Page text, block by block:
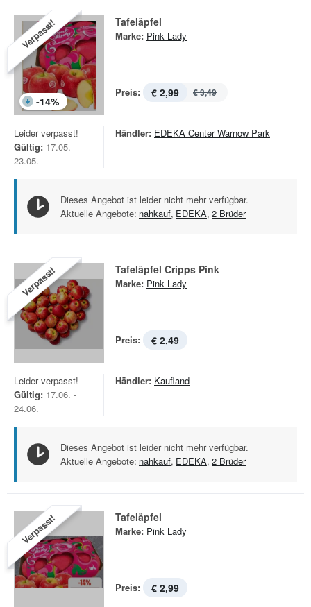
Verpasst!
-14%
Tafeläpfel
Marke: Pink Lady
Preis: € 2,99 € 3,49
Leider verpasst!
Gültig: 17.05. -
23.05.
Händler: EDEKA Center Warnow Park
Dieses Angebot ist leider nicht mehr verfügbar.
Aktuelle Angebote: nahkauf, EDEKA, 2 Brüder
Verpasst! Tafeläpfel Cripps Pink
Marke: Pink Lady
Preis: € 2,49
Leider verpasst!
Gültig: 17.06. -
24.06.
Händler: Kaufland
Dieses Angebot ist leider nicht mehr verfügbar.
Aktuelle Angebote: nahkauf, EDEKA, 2 Brüder
Verpasst! Tafeläpfel
Marke: Pink Lady
Preis: € 2,99